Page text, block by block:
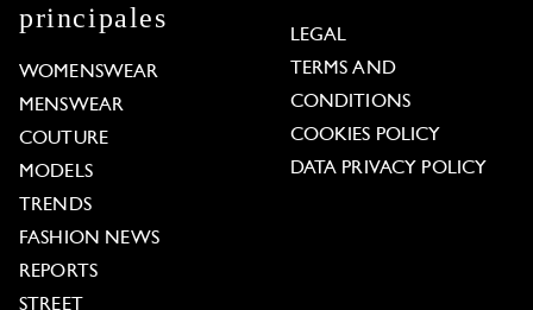
principales
WOMENSWEAR
MENSWEAR
COUTURE
MODELS
TRENDS
FASHION NEWS
REPORTS
STREET
LEGAL
TERMS AND
CONDITIONS
COOKIES POLICY
DATA PRIVACY POLICY